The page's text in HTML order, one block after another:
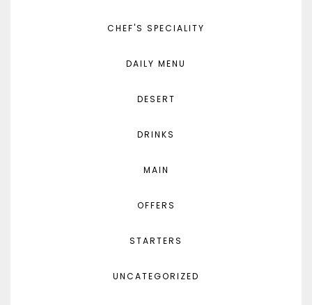
CHEF'S SPECIALITY
DAILY MENU
DESERT
DRINKS
MAIN
OFFERS
STARTERS
UNCATEGORIZED